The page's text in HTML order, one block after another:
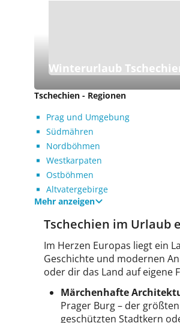
Winterurlaub
Tschechien - Regionen
Prag und Umgebung
Südmähren
Nordböhmen
Westkarpaten
Ostböhmen
Altvatergebirge
Mehr anzeigen
Tschechien im Urlaub
Im Herzen Europas liegt ein
Geschichte und modernen
oder dir das Land auf eigene
Märchenhafte
Prager Burg – der
geschützten Stadtkern